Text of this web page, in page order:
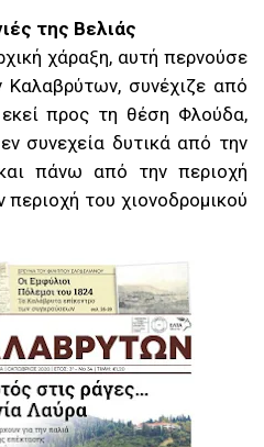
της Βελιάς
χάραξη, αυτή περνούσε
συνέχιζε από
προς τη θέση Φλούδα,
συνεχεία δυτικά από την
πάνω από την περιοχή
του χιονοδρομικού